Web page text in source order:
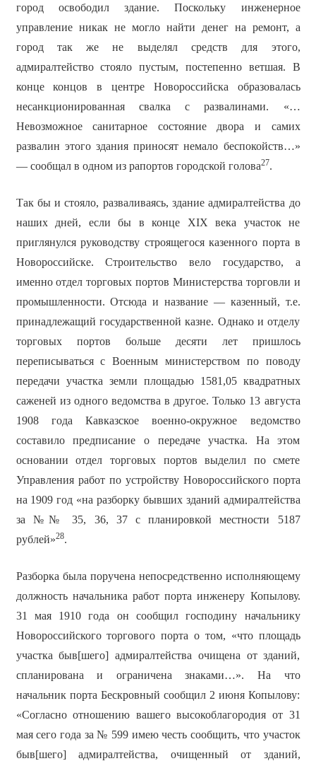
город освободил здание. Поскольку инженерное
управление никак не могло найти денег на ремонт, а
город так же не выделял средств для этого,
адмиралтейство стояло пустым, постепенно ветшая. В
конце концов в центре Новороссийска образовалась
несанкционированная свалка с развалинами. «…
Невозможное санитарное состояние двора и самих
развалин этого здания приносят немало беспокойств…»
— сообщал в одном из рапортов городской голова27.
Так бы и стояло, разваливаясь, здание адмиралтейства до
наших дней, если бы в конце XIX века участок не
приглянулся руководству строящегося казенного порта в
Новороссийске. Строительство вело государство, а
именно отдел торговых портов Министерства торговли и
промышленности. Отсюда и название — казенный, т.е.
принадлежащий государственной казне. Однако и отделу
торговых портов больше десяти лет пришлось
переписываться с Военным министерством по поводу
передачи участка земли площадью 1581,05 квадратных
саженей из одного ведомства в другое. Только 13 августа
1908 года Кавказское военно-окружное ведомство
составило предписание о передаче участка. На этом
основании отдел торговых портов выделил по смете
Управления работ по устройству Новороссийского порта
на 1909 год «на разборку бывших зданий адмиралтейства
за №№ 35, 36, 37 с планировкой местности 5187
рублей»28.
Разборка была поручена непосредственно исполняющему
должность начальника работ порта инженеру Копылову.
31 мая 1910 года он сообщил господину начальнику
Новороссийского торгового порта о том, «что площадь
участка быв[шего] адмиралтейства очищена от зданий,
спланирована и ограничена знаками…». На что
начальник порта Бескровный сообщил 2 июня Копылову:
«Согласно отношению вашего высокоблагородия от 31
мая сего года за № 599 имею честь сообщить, что участок
быв[шего] адмиралтейства, очищенный от зданий,